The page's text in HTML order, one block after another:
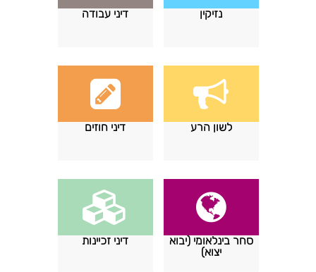
נזיקין דיני עבודה
לשון הרע דיני חוזים
סחר בינלאומי (יבוא
יצוא)
דיני זכיינות